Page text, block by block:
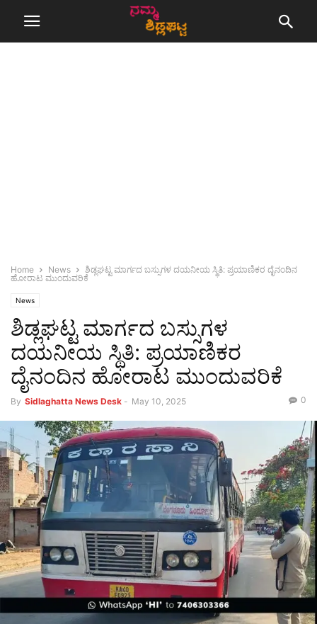
Home News
ಶಿಡ್ಲಘಟ್ಟ ಮಾರ್ಗದ ಬಸ್ಸುಗಳ ದಯನೀಯ ಸ್ಥಿತಿ: ಪ್ರಯಾಣಿಕರ ದೈನಂದಿನ
ಹೋರಾಟ ಮುಂದುವರಿಕೆ
News
ಶಿಡ್ಲಘಟ್ಟ ಮಾರ್ಗದ ಬಸ್ಸುಗಳ
ದಯನೀಯ ಸ್ಥಿತಿ: ಪ್ರಯಾಣಿಕರ
ದೈನಂದಿನ ಹೋರಾಟ ಮುಂದುವರಿಕೆ
By Sidlaghatta News Desk - May 10, 2025 0